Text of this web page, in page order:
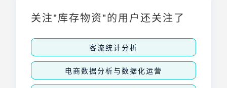
成本，提升财务透明度具有重要意义。
关注"库存物资"的用户还关注了
客流统计分析
电商数据分析与数据化运营